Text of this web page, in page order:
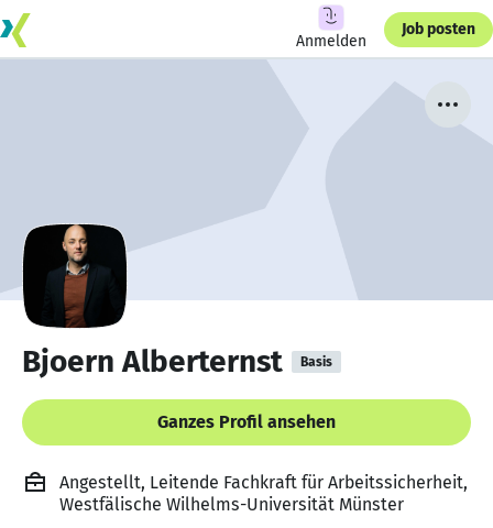
Anmelden
Job posten
Bjoern Alberternst Basis
Ganzes Profil ansehen
Angestellt, Leitende Fachkraft für Arbeitssicherheit,
Westfälische Wilhelms-Universität Münster